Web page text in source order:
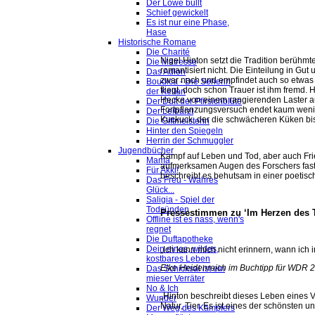
Der Löwe büllt
Schief gewickelt
Es ist nur eine Phase,
Hase
Historische Romane
Die Charité
Die Mätresse
Das Adlon
Boudica - Die Seherin
der Kelten
Der Duft der Pfirsichblüte
Der Leibarzt
Die Giftmeisterin
Hinter den Spiegeln
Herrin der Schmuggler
Jugendbücher
Mama
Für Akki!
Das Freu - Wahres
Glück...
Saligia - Spiel der
Todsünden
Offline ist es nass, wenn's
regnet
Die Duftapotheke
Dein eines, wildes,
kostbares Leben
Das Schicksal ist ein
mieser Verräter
No & Ich
Wunder
Der Weg des Kämpfers
Nigel Hinton setzt die Tradition
romantisiert nicht. Die Einteilung in Gut
zwar nach und empfindet auch so
fliegt, doch schon Trauer ist ihm fremd.
Hecke von einem rangierenden Laster
Fortpflanzungsversuch endet kaum
Kuckuck, der die schwächeren Küken
Kampf auf Leben und Tod, aber auch
aufmerksamen Augen des Forschers
beschreibt es behutsam in einer
Pressestimmen zu ‘Im Herzen des
„Ich kann mich nicht erinnern, wann
Elke Heidenreich im Buchtipp für WDR
„Hinton beschreibt dieses Leben eines
Natur, Tier. Es ist eines der schönsten